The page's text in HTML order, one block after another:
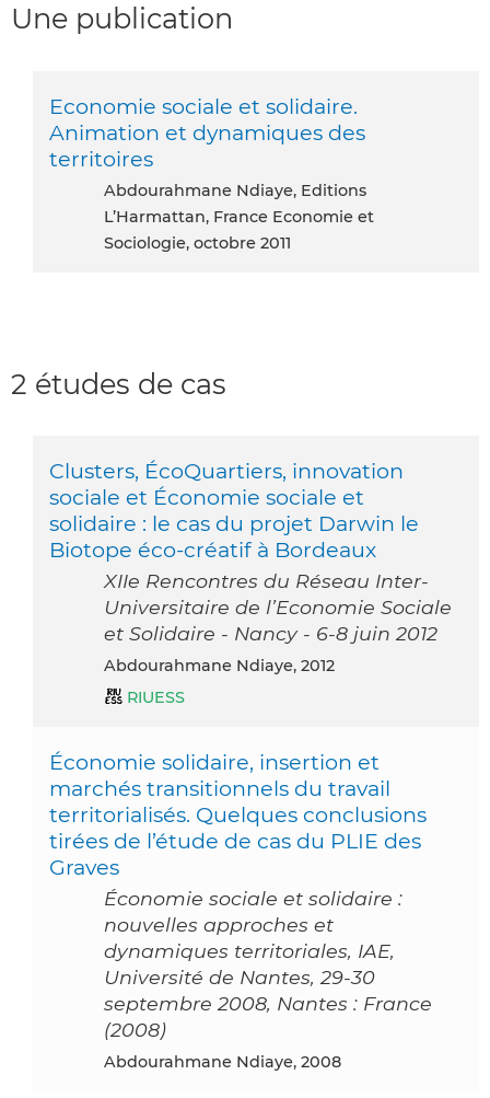
Une publication
Economie sociale et solidaire.
Animation et dynamiques des
territoires
Abdourahmane Ndiaye, Editions
L’Harmattan, France Economie et
Sociologie, octobre 2011
2 études de cas
Clusters, ÉcoQuartiers, innovation
sociale et Économie sociale et
solidaire : le cas du projet Darwin le
Biotope éco-créatif à Bordeaux
XIIe Rencontres du Réseau Inter-
Universitaire de l’Economie Sociale
et Solidaire - Nancy - 6-8 juin 2012
Abdourahmane Ndiaye, 2012
RIUESS
Économie solidaire, insertion et
marchés transitionnels du travail
territorialisés. Quelques conclusions
tirées de l’étude de cas du PLIE des
Graves
Économie sociale et solidaire :
nouvelles approches et
dynamiques territoriales, IAE,
Université de Nantes, 29-30
septembre 2008, Nantes : France
(2008)
Abdourahmane Ndiaye, 2008